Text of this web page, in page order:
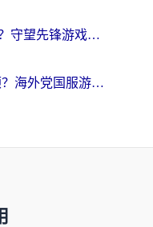
海外玩守望先锋总卡顿？守望先锋游戏加速器在哪里买&避坑指南（附欧洲非洲游戏实测）
台湾怎么玩光·遇不卡顿？海外党国服游戏加速终极攻略（附实测体验）